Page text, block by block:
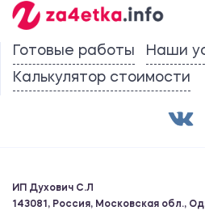
Готовые работы
Наши
Калькулятор стоимости
ИП Духович С.Л
143081, Россия, Московская обл.,